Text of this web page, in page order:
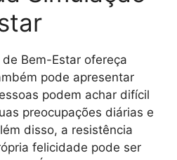
Bem-Estar ofereça
pode apresentar
podem achar difícil
preocupações diárias e
disso, a resistência
felicidade pode ser